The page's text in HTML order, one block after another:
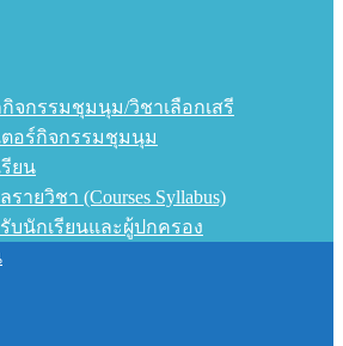
กิจกรรมชุมนุม/วิชาเลือกเสรี
ตอร์กิจกรรมชุมนุม
ยน
รายวิชา (Courses Syllabus)
บนักเรียนและผู้ปกครอง